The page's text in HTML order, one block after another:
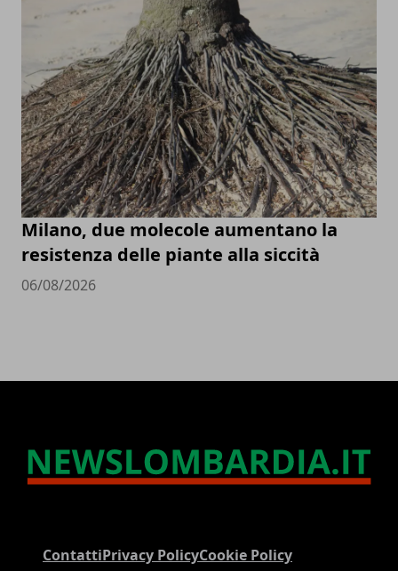
Milano, due molecole aumentano la
resistenza delle piante alla siccità
06/08/2026
ContattiPrivacy PolicyCookie Policy